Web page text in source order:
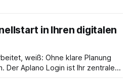
in Ihren digitalen
weiß: Ohne klare Planung
Der Aplano Login ist Ihr zentraler